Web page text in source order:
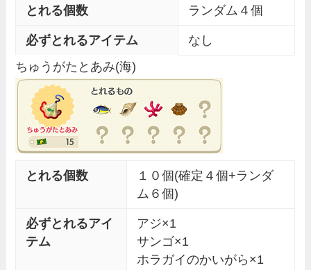
とれる個数 ランダム４個
必ずとれるアイテム
なし
ちゅうがたとあみ(海)
とれる個数
１０個(確定４個+ランダ
ム６個)
必ずとれるアイ
テム
アジ×1
サンゴ×1
ホラガイのかいがら×1